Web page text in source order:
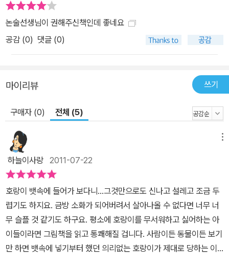
논술선생님이 권해주신책인데 좋네요
공감 (0) 댓글 (0)
마이리뷰 쓰기
구매자 (0) 전체 (5)
하늘이사랑 2011-07-22
호랑이 뱃속에 들어가 보다니...그것만으로도 신나고 설레고 조금 두
렵기도 하지요. 금방 소화가 되어버려서 살아나올 수 없다면 너무 너
무 슬플 것 같기도 하구요. 평소에 호랑이를 무서워하고 싫어하는 아
이들이라면 그림책을 읽고 통쾌해질 겁니다. 사람이든 동물이든 보기
만 하면 뱃속에 넣기부터 했던 의리없는 호랑이가 제대로 당하는 이